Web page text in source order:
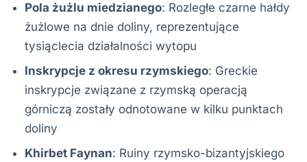
Pola żużlu miedzianego: Rozległe czarne hałdy
żużlowe na dnie doliny, reprezentujące
tysiąclecia działalności wytopu
Inskrypcje z okresu rzymskiego: Greckie
inskrypcje związane z rzymską operacją
górniczą zostały odnotowane w kilku punktach
doliny
Khirbet Faynan: Ruiny rzymsko-bizantyjskiego